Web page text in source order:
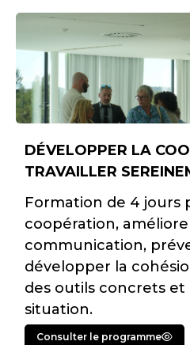
DÉVELOPPER LA
TRAVAILLER
Formation de 4 jours
coopération,
communication,
développer la
des outils concrets et
situation.
Consulter le programme